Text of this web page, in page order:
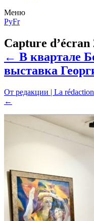
Меню
РуFr
Capture d’écran
← В квартале
выставка
От редакции | La rédaction
←